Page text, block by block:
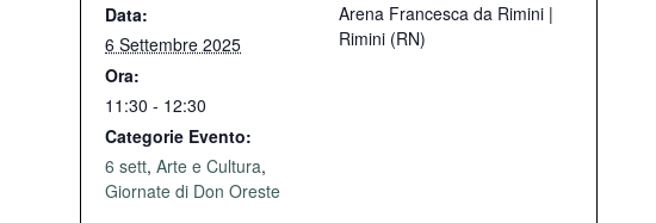
Data:
6 Settembre 2025
Ora:
11:30 - 12:30
Categorie Evento:
6 sett, Arte e Cultura,
Giornate di Don Oreste
Arena Francesca da Rimini |
Rimini (RN)